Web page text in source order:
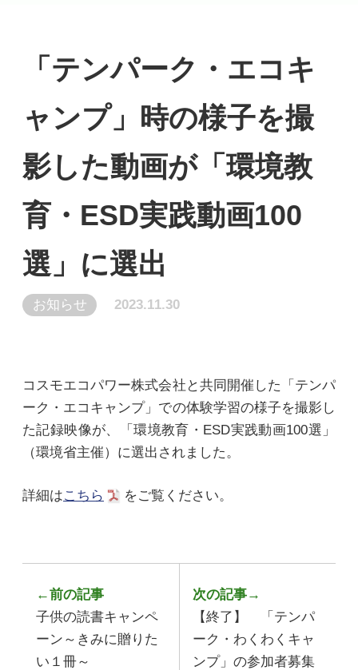
「テンパーク・エコキ
ャンプ」時の様子を撮
影した動画が「環境教
育・ESD実践動画100
選」に選出
お知らせ 2023.11.30
コスモエコパワー株式会社と共同開催した「テンパ
ーク・エコキャンプ」での体験学習の様子を撮影し
た記録映像が、「環境教育・ESD実践動画100選」
（環境省主催）に選出されました。
詳細はこちら をご覧ください。
←前の記事
子供の読書キャンペ
ーン～きみに贈りた
い１冊～
次の記事→
【終了】 「テンパ
ーク・わくわくキャ
ンプ」の参加者募集